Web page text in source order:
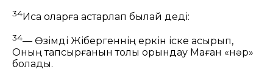
34Иса оларға астарлап былай деді:
34— Өзімді Жібергеннің еркін іске асырып,
Оның тапсырғанын толық орындау Маған «нәр»
болады.